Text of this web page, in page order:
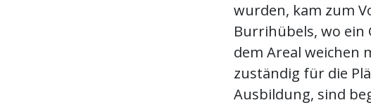
wurden, kam zum
Burrihübels, wo ein
dem Areal weichen
zuständig für die
Ausbildung, sind